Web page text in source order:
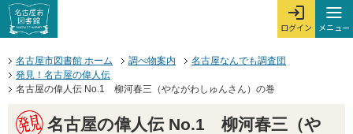
ページの先頭です。
本文へジャンプする。
ここからサイト内共通メニューです。
サイト内共通メニューをスキップする
ログイン
ログインを開
メニュー
メ
サイト内共通メニューここまで。
名古屋市図書館 ホーム
調べ物案内
名古屋なんでも調査団
発見！名古屋の偉人伝
名古屋の偉人伝 No.1 柳河春三（やながわしゅんさん）の巻
名古屋の偉人伝 No.1 柳河春三（や